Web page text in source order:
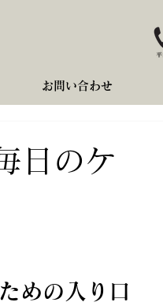
お問い合わせ
日のケ
めの入り口